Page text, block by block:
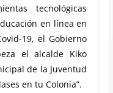
tecnológicas
en línea en
19, el Gobierno
el alcalde Kiko
de la Juventud
en tu Colonia”.